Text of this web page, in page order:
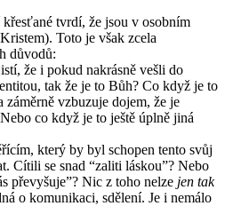
tvrdí, že jsou v osobním
Toto je však zcela
důvodů:
že i pokud nakrásně vešli do
tak že je to Bůh? Co když je to
vzbuzuje dojem, že je
co když je to ještě úplně jiná
který by byl schopen tento svůj
Cítili se snad “zaliti láskou”? Nebo
převyšuje”? Nic z toho nelze jen tak
o komunikaci, sdělení. Je i nemálo